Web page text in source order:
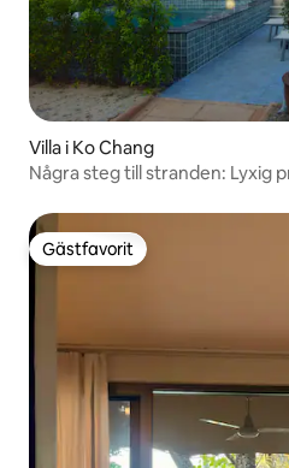
Villa i Ko Chang
Några steg till stranden: Lyxig
Gästfavorit
Gästfavorit